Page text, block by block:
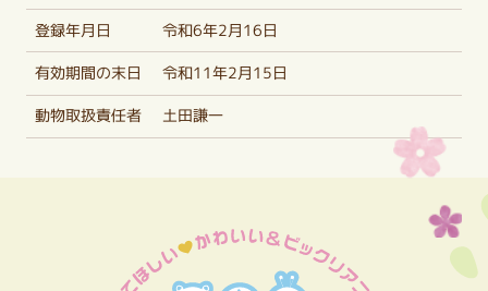
登録年月日
令和6年2月16日
有効期間の末日
令和11年2月15日
動物取扱責任者
土田謙一